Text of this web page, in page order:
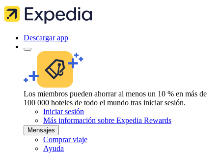
Descargar app
Los miembros pueden ahorrar al menos un 10 % en más de
100 000 hoteles de todo el mundo tras iniciar sesión.
Iniciar sesión
Más información sobre Expedia Rewards
Mensajes
Comprar viaje
Ayuda